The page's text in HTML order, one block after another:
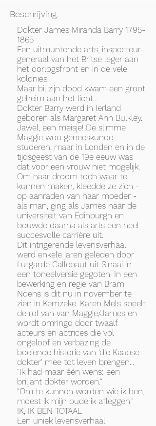
Beschrijving:
Dokter James Miranda Barry 1795-
1865
Een uitmuntende arts, inspecteur-
generaal van het Britse leger aan
het oorlogsfront en in de vele
kolonies.
Maar bij zijn dood kwam een groot
geheim aan het licht...
Dokter Barry werd in Ierland
geboren als Margaret Ann Bulkley.
Jawel, een meisje! De slimme
Maggie wou geneeskunde
studeren, maar in Londen en in de
tijdsgeest van de 19e eeuw was
dat voor een vrouw niet mogelijk.
Om haar droom toch waar te
kunnen maken, kleedde ze zich -
op aanraden van haar moeder -
als man, ging als James naar de
universiteit van Edinburgh en
bouwde daarna als arts een heel
succesvolle carrière uit.
Dit intrigerende levensverhaal
werd enkele jaren geleden door
Lutgarde Callebaut uit Sinaai in
een toneelversie gegoten. In een
bewerking en regie van Bram
Noens is dit nu in november te
zien in Kemzeke. Karen Mels speelt
de rol van van Maggie/James en
wordt omringd door twaalf
acteurs en actrices die vol
ongeloof en verbazing de
boeiende historie van 'die Kaapse
dokter' mee tot leven brengen...
"Ik had maar één wens: een
briljant dokter worden."
"Om te kunnen worden wie ik ben,
moest ik mijn oude ik afleggen."
IK, IK BEN TOTAAL
Een uniek levensverhaal